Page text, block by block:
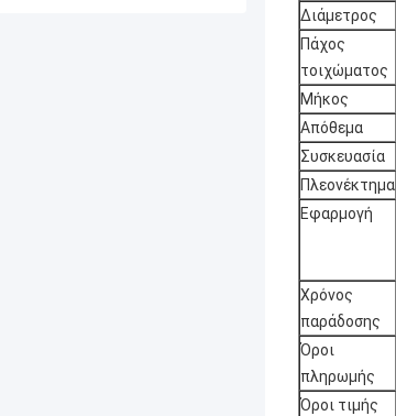
Διάμετρος
Πάχος
τοιχώματος
Μήκος
Απόθεμα
Συσκευασία
Πλεονέκτημα
Εφαρμογή
Χρόνος
παράδοσης
Όροι
πληρωμής
Όροι τιμής